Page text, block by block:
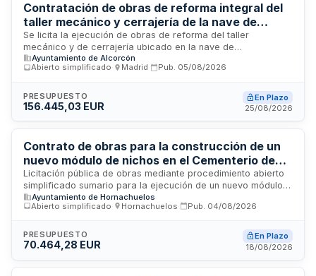
Contratación de obras de reforma integral del
taller mecánico y cerrajería de la nave de
mantenimiento municipal
Se licita la ejecución de obras de reforma del taller
mecánico y de cerrajería ubicado en la nave de
mantenimiento municipal. El proyecto técnico, redactado por
arquitecto profesional colegiado, define los trabajos a
la correcta ejecución técnica de todas las fases. La
dirección facultativa de las obras corre a cargo del
bajo sistema de precio a tanto alzado conforme al
presupuesto detallado y mediciones establecidas en la
documentación técnica del proyecto.
Ayuntamiento de Alcorcón
Abierto simplificado
Madrid Pub. 05/08/2026
PRESUPUESTO
156.445,03 EUR
En Plazo
25/08/2026
Contrato de obras para la construcción de un
nuevo módulo de nichos en el Cementerio de
San Antonio de Hornachuelos
Licitación pública de obras mediante procedimiento abierto
simplificado sumario para la ejecución de un nuevo módulo
de nichos en el Cementerio de San Antonio ubicado en
Hornachuelos, Córdoba. El contrato incluye obligaciones
seguridad social, condiciones de trabajo y prevención de
riesgos laborales que deberá acreditar la empresa
certificaciones de organismos competentes.
Ayuntamiento de Hornachuelos
Abierto simplificado
Hornachuelos Pub. 04/08/2026
PRESUPUESTO
70.464,28 EUR
En Plazo
18/08/2026